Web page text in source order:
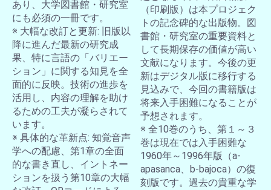
あり、大学図書館・研究室
にも必須の一冊です。
※ 大幅な改訂と更新: 旧版以
降に進んだ最新の研究成
果、特に言語の「バリエー
ション」に関する知見を全
面的に反映。技術の進歩を
活用し、内容の理解を助け
るための工夫が凝らされて
います。
※ 具体的な革新点: 知覚音声
学への配慮、第1章の全面
的な書き直し、イントネー
ションを扱う第10章の大幅
（印刷版）は本プロジェク
トの記念碑的な出版物。図
書館・研究室の重要資料と
して長期保存の価値が高い
文献になります。今後の更
新はデジタル版に移行する
見込みで、今回の書籍版は
将来入手困難になることが
予想されます。
※ 全10巻のうち、第１～３
巻は現在では入手困難な
1960年～1996年版（a-
apasanca、b-bajoca）の復
刻版です。過去の貴重な学